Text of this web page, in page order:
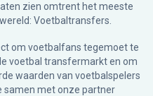
zien omtrent het meeste
Voetbaltransfers.
om voetbalfans tegemoet te
voetbal transfermarkt en om
waarden van voetbalspelers
samen met onze partner